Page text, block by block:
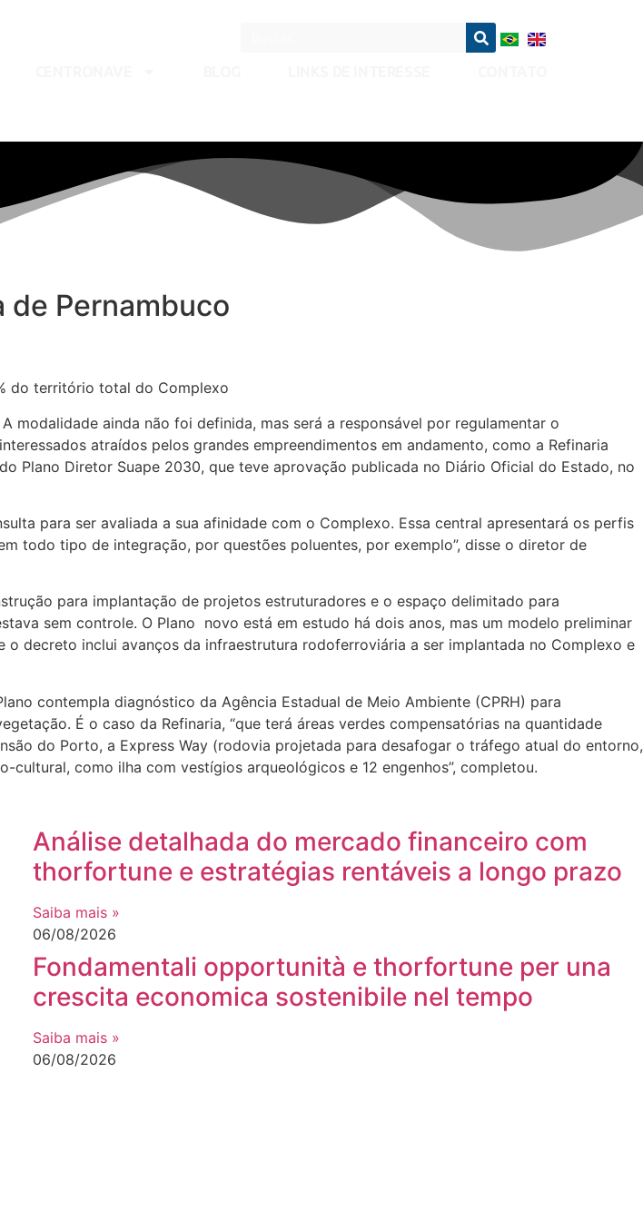
de Pernambuco
do território total do Complexo
modalidade ainda não foi definida, mas será a responsável por regulamentar o
atraídos pelos grandes empreendimentos em andamento, como a Refinaria
Plano Diretor Suape 2030, que teve aprovação publicada no Diário Oficial do Estado, no
para ser avaliada a sua afinidade com o Complexo. Essa central apresentará os perfis
todo tipo de integração, por questões poluentes, por exemplo”, disse o diretor de
para implantação de projetos estruturadores e o espaço delimitado para
sem controle. O Plano novo está em estudo há dois anos, mas um modelo preliminar
decreto inclui avanços da infraestrutura rodoferroviária a ser implantada no Complexo e
contempla diagnóstico da Agência Estadual de Meio Ambiente (CPRH) para
É o caso da Refinaria, “que terá áreas verdes compensatórias na quantidade
do Porto, a Express Way (rodovia projetada para desafogar o tráfego atual do entorno,
como ilha com vestígios arqueológicos e 12 engenhos”, completou.
Análise detalhada do mercado financeiro com
thorfortune e estratégias rentáveis a longo prazo
Saiba mais »
06/08/2026
Fondamentali opportunità e thorfortune per una
crescita economica sostenibile nel tempo
Saiba mais »
06/08/2026